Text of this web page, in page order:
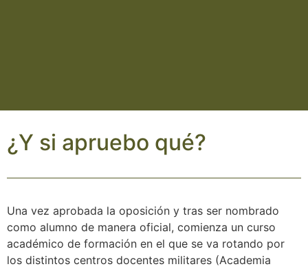
¿Y si apruebo qué?
Una vez aprobada la oposición y tras ser nombrado
como alumno de manera oficial, comienza un curso
académico de formación en el que se va rotando por
los distintos centros docentes militares (Academia